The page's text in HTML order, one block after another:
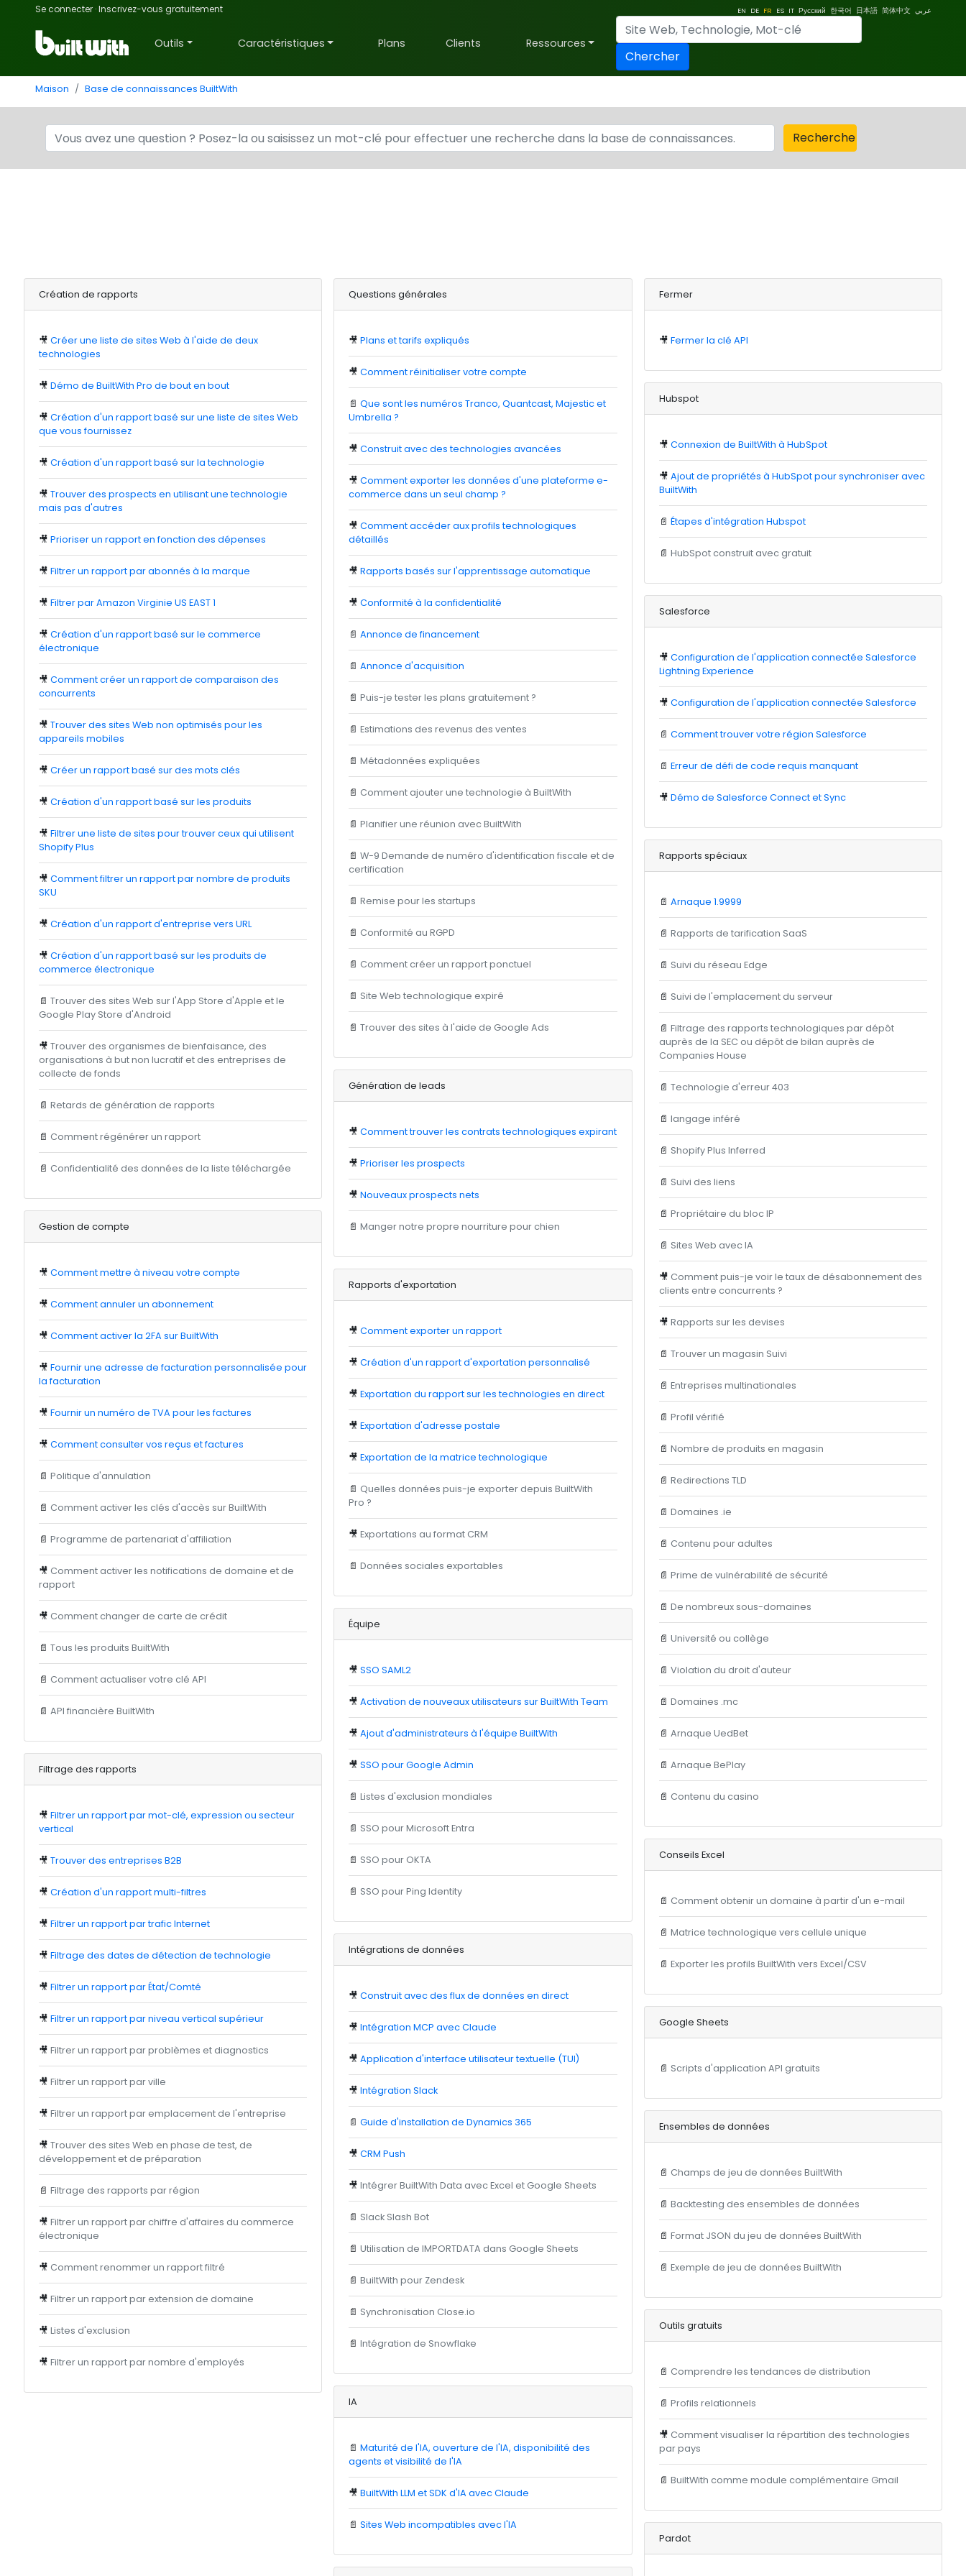
Se connecter ·Inscrivez-vous gratuitement EN DE FR ES IT Русский 한국어 日本語 简体中文 عربي
Outils Caractéristiques Plans Clients Ressources
Chercher
Maison Base de connaissances BuiltWith
Recherche
Création de rapports
🎥 Créer une liste de sites Web à l'aide de deux
technologies
🎥 Démo de BuiltWith Pro de bout en bout
🎥 Création d'un rapport basé sur une liste de sites Web
que vous fournissez
🎥 Création d'un rapport basé sur la technologie
🎥 Trouver des prospects en utilisant une technologie
mais pas d'autres
🎥 Prioriser un rapport en fonction des dépenses
🎥 Filtrer un rapport par abonnés à la marque
🎥 Filtrer par Amazon Virginie US EAST 1
🎥 Création d'un rapport basé sur le commerce
électronique
🎥 Comment créer un rapport de comparaison des
concurrents
🎥 Trouver des sites Web non optimisés pour les
appareils mobiles
🎥 Créer un rapport basé sur des mots clés
🎥 Création d'un rapport basé sur les produits
🎥 Filtrer une liste de sites pour trouver ceux qui utilisent
Shopify Plus
🎥 Comment filtrer un rapport par nombre de produits
SKU
🎥 Création d'un rapport d'entreprise vers URL
🎥 Création d'un rapport basé sur les produits de
commerce électronique
📄 Trouver des sites Web sur l'App Store d'Apple et le
Google Play Store d'Android
🎥 Trouver des organismes de bienfaisance, des
organisations à but non lucratif et des entreprises de
collecte de fonds
📄 Retards de génération de rapports
📄 Comment régénérer un rapport
📄 Confidentialité des données de la liste téléchargée
Gestion de compte
🎥 Comment mettre à niveau votre compte
🎥 Comment annuler un abonnement
🎥 Comment activer la 2FA sur BuiltWith
🎥 Fournir une adresse de facturation personnalisée pour
la facturation
🎥 Fournir un numéro de TVA pour les factures
🎥 Comment consulter vos reçus et factures
📄 Politique d'annulation
📄 Comment activer les clés d'accès sur BuiltWith
📄 Programme de partenariat d'affiliation
🎥 Comment activer les notifications de domaine et de
rapport
🎥 Comment changer de carte de crédit
📄 Tous les produits BuiltWith
📄 Comment actualiser votre clé API
📄 API financière BuiltWith
Filtrage des rapports
🎥 Filtrer un rapport par mot-clé, expression ou secteur
vertical
🎥 Trouver des entreprises B2B
🎥 Création d'un rapport multi-filtres
🎥 Filtrer un rapport par trafic Internet
🎥 Filtrage des dates de détection de technologie
🎥 Filtrer un rapport par État/Comté
🎥 Filtrer un rapport par niveau vertical supérieur
🎥 Filtrer un rapport par problèmes et diagnostics
🎥 Filtrer un rapport par ville
🎥 Filtrer un rapport par emplacement de l'entreprise
🎥 Trouver des sites Web en phase de test, de
développement et de préparation
📄 Filtrage des rapports par région
🎥 Filtrer un rapport par chiffre d'affaires du commerce
électronique
🎥 Comment renommer un rapport filtré
🎥 Filtrer un rapport par extension de domaine
🎥 Listes d'exclusion
🎥 Filtrer un rapport par nombre d'employés
Questions générales
🎥Plans et tarifs expliqués
🎥Comment réinitialiser votre compte
📄Que sont les numéros Tranco, Quantcast, Majestic et
Umbrella ?
🎥Construit avec des technologies avancées
🎥Comment exporter les données d'une plateforme e-
commerce dans un seul champ ?
🎥Comment accéder aux profils technologiques
détaillés
🎥Rapports basés sur l'apprentissage automatique
🎥Conformité à la confidentialité
📄Annonce de financement
📄Annonce d'acquisition
📄Puis-je tester les plans gratuitement ?
📄Estimations des revenus des ventes
📄Métadonnées expliquées
📄 Comment ajouter une technologie à BuiltWith
📄Planifier une réunion avec BuiltWith
📄W-9 Demande de numéro d'identification fiscale et de
certification
📄Remise pour les startups
📄 Conformité au RGPD
📄 Comment créer un rapport ponctuel
📄 Site Web technologique expiré
📄Trouver des sites à l'aide de Google Ads
Génération de leads
🎥Comment trouver les contrats technologiques expirant
🎥Prioriser les prospects
🎥Nouveaux prospects nets
📄Manger notre propre nourriture pour chien
Rapports d'exportation
🎥Comment exporter un rapport
🎥Création d'un rapport d'exportation personnalisé
🎥Exportation du rapport sur les technologies en direct
🎥Exportation d'adresse postale
🎥Exportation de la matrice technologique
📄 Quelles données puis-je exporter depuis BuiltWith
Pro ?
🎥Exportations au format CRM
📄Données sociales exportables
Équipe
🎥SSO SAML2
🎥Activation de nouveaux utilisateurs sur BuiltWith Team
🎥Ajout d'administrateurs à l'équipe BuiltWith
🎥SSO pour Google Admin
📄Listes d'exclusion mondiales
📄 SSO pour Microsoft Entra
📄 SSO pour OKTA
📄 SSO pour Ping Identity
Intégrations de données
🎥Construit avec des flux de données en direct
🎥Intégration MCP avec Claude
🎥Application d'interface utilisateur textuelle (TUI)
🎥Intégration Slack
📄Guide d'installation de Dynamics 365
🎥CRM Push
🎥Intégrer BuiltWith Data avec Excel et Google Sheets
📄 Slack Slash Bot
📄Utilisation de IMPORTDATA dans Google Sheets
📄BuiltWith pour Zendesk
📄 Synchronisation Close.io
📄Intégration de Snowflake
IA
📄Maturité de l'IA, ouverture de l'IA, disponibilité des
agents et visibilité de l'IA
🎥BuiltWith LLM et SDK d'IA avec Claude
📄Sites Web incompatibles avec l'IA
Fermer
🎥 Fermer la clé API
Hubspot
🎥 Connexion de BuiltWith à HubSpot
🎥 Ajout de propriétés à HubSpot pour synchroniser avec
BuiltWith
📄 Étapes d'intégration Hubspot
📄 HubSpot construit avec gratuit
Salesforce
🎥 Configuration de l'application connectée Salesforce
Lightning Experience
🎥 Configuration de l'application connectée Salesforce
📄 Comment trouver votre région Salesforce
📄 Erreur de défi de code requis manquant
🎥 Démo de Salesforce Connect et Sync
Rapports spéciaux
📄 Arnaque 1.9999
📄 Rapports de tarification SaaS
📄 Suivi du réseau Edge
📄 Suivi de l'emplacement du serveur
📄 Filtrage des rapports technologiques par dépôt
auprès de la SEC ou dépôt de bilan auprès de
Companies House
📄 Technologie d'erreur 403
📄 langage inféré
📄 Shopify Plus Inferred
📄 Suivi des liens
📄 Propriétaire du bloc IP
📄 Sites Web avec IA
🎥 Comment puis-je voir le taux de désabonnement des
clients entre concurrents ?
🎥 Rapports sur les devises
📄 Trouver un magasin Suivi
📄 Entreprises multinationales
📄 Profil vérifié
📄 Nombre de produits en magasin
📄 Redirections TLD
📄 Domaines .ie
📄 Contenu pour adultes
📄 Prime de vulnérabilité de sécurité
📄 De nombreux sous-domaines
📄 Université ou collège
📄 Violation du droit d'auteur
📄 Domaines .mc
📄 Arnaque UedBet
📄 Arnaque BePlay
📄 Contenu du casino
Conseils Excel
📄 Comment obtenir un domaine à partir d'un e-mail
📄 Matrice technologique vers cellule unique
📄 Exporter les profils BuiltWith vers Excel/CSV
Google Sheets
📄 Scripts d'application API gratuits
Ensembles de données
📄 Champs de jeu de données BuiltWith
📄 Backtesting des ensembles de données
📄 Format JSON du jeu de données BuiltWith
📄 Exemple de jeu de données BuiltWith
Outils gratuits
📄 Comprendre les tendances de distribution
📄 Profils relationnels
🎥 Comment visualiser la répartition des technologies
par pays
📄 BuiltWith comme module complémentaire Gmail
Pardot